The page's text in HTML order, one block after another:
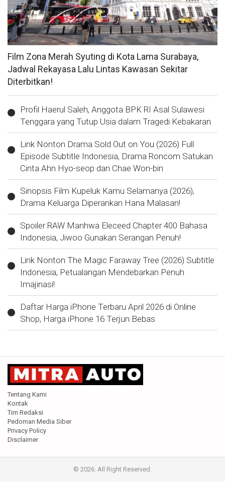
Film Zona Merah Syuting di Kota Lama Surabaya,
Jadwal Rekayasa Lalu Lintas Kawasan Sekitar
Diterbitkan!
Profil Haerul Saleh, Anggota BPK RI Asal Sulawesi
Tenggara yang Tutup Usia dalam Tragedi Kebakaran
Link Nonton Drama Sold Out on You (2026) Full
Episode Subtitle Indonesia, Drama Roncom Satukan
Cinta Ahn Hyo-seop dan Chae Won-bin
Sinopsis Film Kupeluk Kamu Selamanya (2026),
Drama Keluarga Diperankan Hana Malasan!
Spoiler RAW Manhwa Eleceed Chapter 400 Bahasa
Indonesia, Jiwoo Gunakan Serangan Penuh!
Link Nonton The Magic Faraway Tree (2026) Subtitle
Indonesia, Petualangan Mendebarkan Penuh
Imajinasi!
Daftar Harga iPhone Terbaru April 2026 di Online
Shop, Harga iPhone 16 Terjun Bebas
Tentang Kami
Kontak
Tim Redaksi
Pedoman Media Siber
Privacy Policy
Disclaimer
© 2026. All Right Reserved.